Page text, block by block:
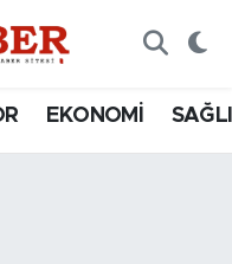
EKONOMİ